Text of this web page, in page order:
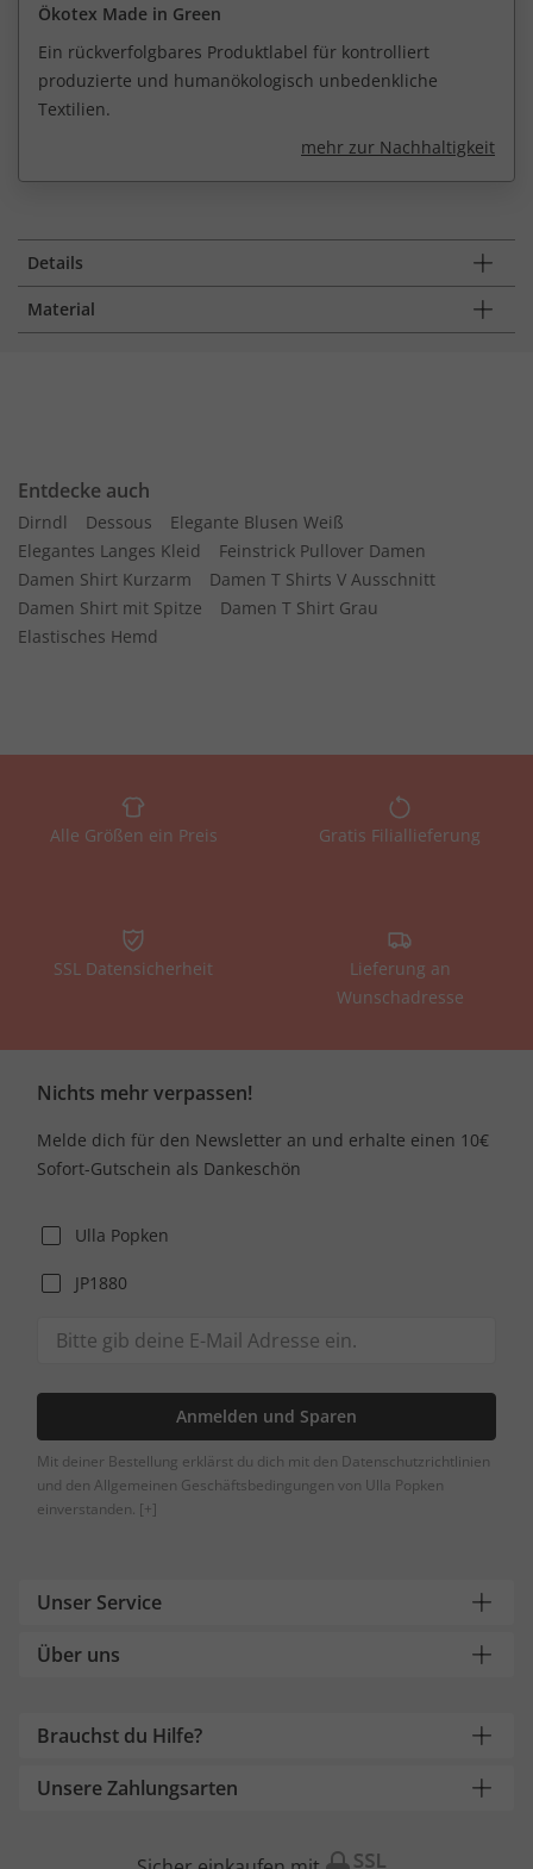
Ökotex Made in Green
Ein rückverfolgbares Produktlabel für kontrolliert
produzierte und humanökologisch unbedenkliche
Textilien.
mehr zur Nachhaltigkeit
Details
Material
Entdecke auch
Dirndl Dessous
Elegante Blusen Weiß
Elegantes Langes Kleid
Feinstrick Pullover Damen
Damen Shirt Kurzarm
Damen T Shirts V Ausschnitt
Damen Shirt mit Spitze
Damen T Shirt Grau
Elastisches Hemd
Alle Größen ein Preis Gratis Filiallieferung
SSL Datensicherheit
Lieferung an
Wunschadresse
Nichts mehr verpassen!
Melde dich für den Newsletter an und erhalte einen 10€
Sofort-Gutschein als Dankeschön
Ulla Popken
JP1880
Anmelden und Sparen
Mit deiner Bestellung erklärst du dich mit den Datenschutzrichtlinien
und den Allgemeinen Geschäftsbedingungen von Ulla Popken
einverstanden. [+]
Unser Service
Über uns
Brauchst du Hilfe?
Unsere Zahlungsarten